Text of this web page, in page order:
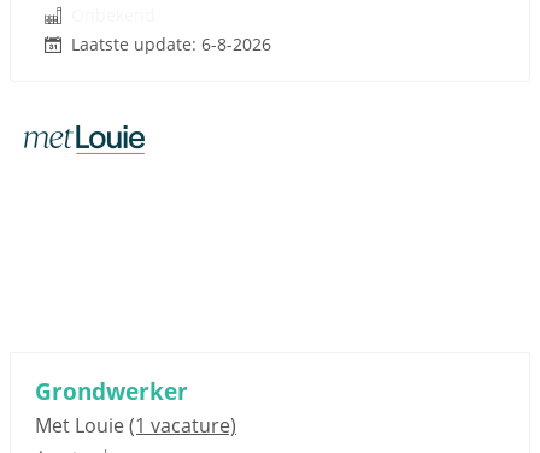
Laatste update: 6-8-2026
Grondwerker
Met Louie(1 vacature)